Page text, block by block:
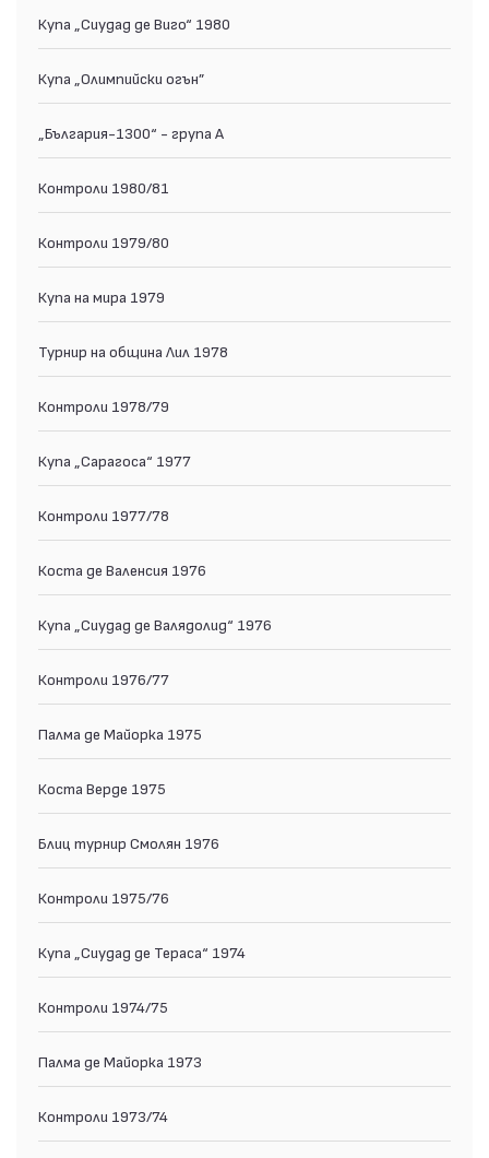
Купа „Сиудад де Виго“ 1980
Купа „Олимпийски огън”
„България-1300“ - група А
Контроли 1980/81
Контроли 1979/80
Купа на мира 1979
Турнир на община Лил 1978
Контрoли 1978/79
Купа „Сарагоса“ 1977
Контрoли 1977/78
Коста де Валенсия 1976
Купа „Сиудад де Валядолид“ 1976
Контроли 1976/77
Палма де Майорка 1975
Коста Верде 1975
Блиц турнир Смолян 1976
Контроли 1975/76
Купа „Сиудад де Тераса“ 1974
Контроли 1974/75
Палма де Майорка 1973
Контрoли 1973/74